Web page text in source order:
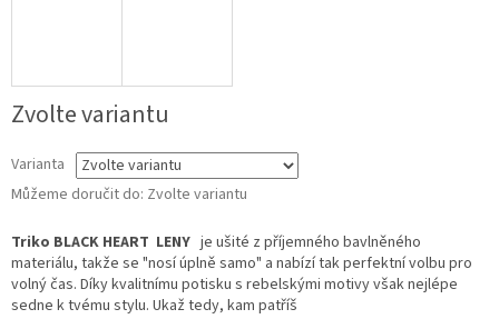
Zvolte variantu
Varianta
Můžeme doručit do: Zvolte variantu
Triko BLACK HEART LENY je ušité z příjemného bavlněného
materiálu, takže se "nosí úplně samo" a nabízí tak perfektní volbu pro
volný čas. Díky kvalitnímu potisku s rebelskými motivy však nejlépe
sedne k tvému stylu. Ukaž tedy, kam patříš